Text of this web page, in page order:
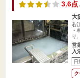
3.6点
大
若
・
り
営
入
日
ク